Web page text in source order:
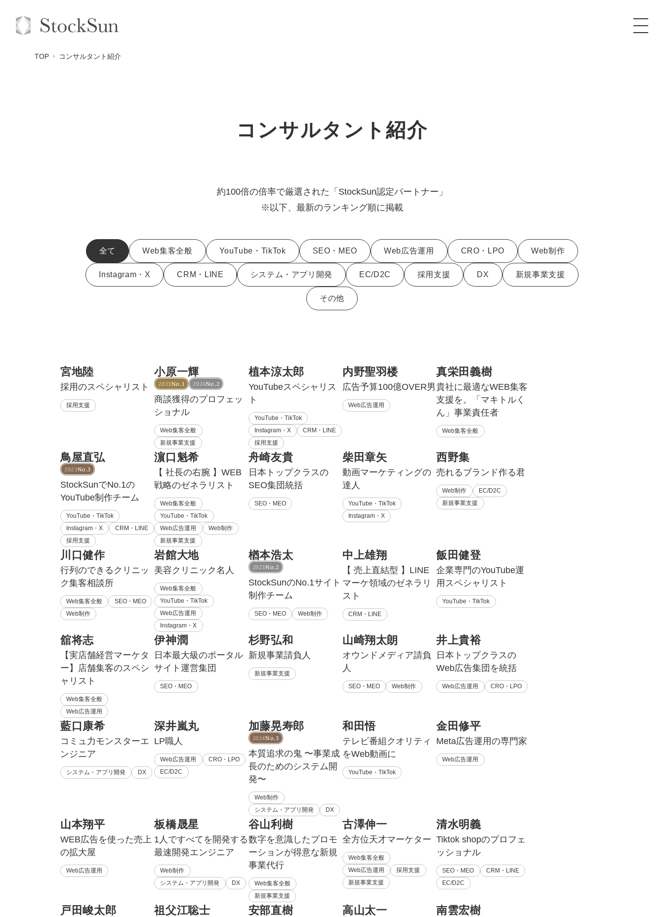
クレーム窓口
BPO支援
定額LINE運用代行『LINEマキトルくん』
採用YouTubeチャンネル構築『トリトル』
お役立ち資料 エンジニア
年収エージェント
会社概要・役員紹介
ミッション・ビジョン・バリュー
代表メッセージ（岩野圭佑）
動画ディレクター
インターン
正社員
マーケマネージャー
カスタマーサクセスマネージャー
常勤監査役
内部監査室長
TOP コンサルタント紹介
コンサルタント紹介
約100倍の倍率で厳選された「StockSun認定パートナー」
※以下、最新のランキング順に掲載
全て Web集客全般 YouTube・TikTok SEO・MEO Web広告運用 CRO・LPO Web制作
Instagram・X CRM・LINE システム・アプリ開発 EC/D2C 採用支援 DX 新規事業支援
その他
宮地陸
採用のスペシャリスト
採用支援
小原一輝
2023No.1 2024No.2
商談獲得のプロフェッ
ショナル
Web集客全般
新規事業支援
植本涼太郎
YouTubeスペシャリス
ト
YouTube・TikTok
Instagram・X
CRM・LINE
採用支援
内野聖羽楼
広告予算100億OVER男
Web広告運用
真栄田義樹
貴社に最適なWEB集客
支援を。「マキトルく
ん」事業責任者
Web集客全般
鳥屋直弘
2023No.3
StockSunでNo.1の
YouTube制作チーム
YouTube・TikTok
Instagram・X
CRM・LINE
採用支援
濵口魁希
【 社長の右腕 】WEB
戦略のゼネラリスト
Web集客全般
YouTube・TikTok
Web広告運用
Web制作
新規事業支援
舟崎友貴
日本トップクラスの
SEO集団統括
SEO・MEO
柴田章矢
動画マーケティングの
達人
YouTube・TikTok
Instagram・X
西野集
売れるブランド作る君
Web制作
EC/D2C
新規事業支援
川口健作
行列のできるクリニッ
ク集客相談所
Web集客全般
SEO・MEO
Web制作
岩館大地
美容クリニック名人
Web集客全般
YouTube・TikTok
Web広告運用
Instagram・X
楢本浩太
2023No.2
StockSunのNo.1サイト
制作チーム
SEO・MEO Web制作
中上雄翔
【 売上直結型 】LINE
マーケ領域のゼネラリ
スト
CRM・LINE
飯田健登
企業専門のYouTube運
用スペシャリスト
YouTube・TikTok
舘将志
【実店舗経営マーケタ
ー】店舗集客のスペシ
ャリスト
Web集客全般
Web広告運用
伊神潤
日本最大級のポータル
サイト運営集団
SEO・MEO
杉野弘和
新規事業請負人
新規事業支援
山崎翔太朗
オウンドメディア請負
人
SEO・MEO Web制作
井上貴裕
日本トップクラスの
Web広告集団を統括
Web広告運用 CRO・LPO
藍口康希
コミュ力モンスターエ
ンジニア
システム・アプリ開発 DX
深井嵐丸
LP職人
Web広告運用
CRO・LPO
EC/D2C
加藤晃寿郎
2024No.3
本質追求の鬼 〜事業成
長のためのシステム開
発〜
Web制作
システム・アプリ開発
DX
和田悟
テレビ番組クオリティ
をWeb動画に
YouTube・TikTok
金田修平
Meta広告運用の専門家
Web広告運用
山本翔平
WEB広告を使った売上
の拡大屋
Web広告運用
板橋晟星
1人ですべてを開発する
最速開発エンジニア
Web制作
システム・アプリ開発
DX
谷山利樹
数字を意識したプロモ
ーションが得意な新規
事業代行
Web集客全般
新規事業支援
古澤伸一
全方位天才マーケター
Web集客全般
Web広告運用
採用支援
新規事業支援
清水明義
Tiktok shopのプロフェ
ッショナル
SEO・MEO
CRM・LINE
EC/D2C
戸田峻太郎 祖父江聡士 安部直樹 高山太一 南雲宏樹